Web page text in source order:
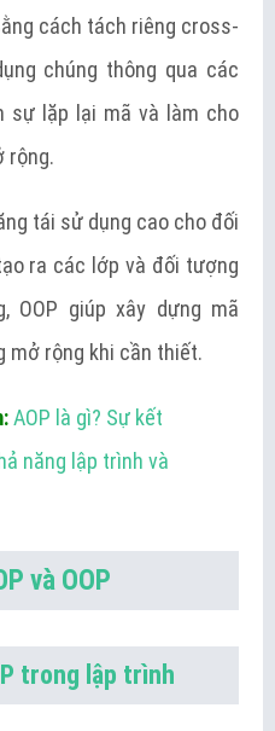
cách tách riêng cross-
chúng thông qua các
sự lặp lại mã và làm cho
rộng.
tái sử dụng cao cho đối
ra các lớp và đối tượng
OOP giúp xây dựng mã
mở rộng khi cần thiết.
AOP là gì? Sự kết
năng lập trình và
và OOP
trong lập trình